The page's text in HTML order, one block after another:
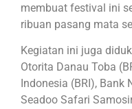
membuat festival ini
ribuan pasang mata
Kegiatan ini juga
Otorita Danau Toba
Indonesia (BRI), Bank
Seadoo Safari